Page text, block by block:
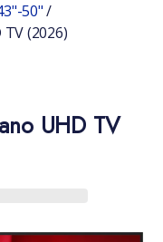
50"/
(2026)
UHD TV